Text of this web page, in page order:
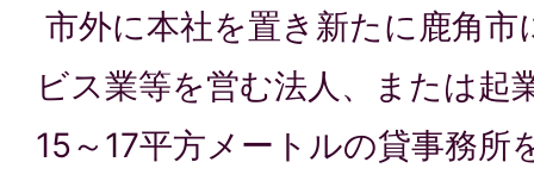
市外に本社を置き新たに鹿角
ビス業等を営む法人、または起
15～17平方メートルの貸事務所